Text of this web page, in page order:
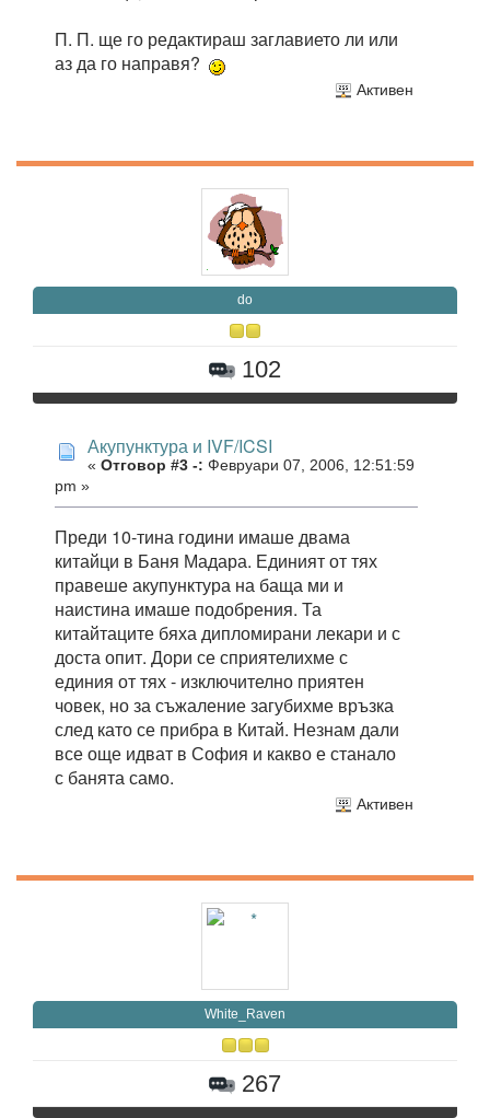
П. П. ще го редактираш заглавието ли или
аз да го направя?
Активен
do
102
Акупунктура и IVF/ICSI
« Отговор #3 -: Февруари 07, 2006, 12:51:59
pm »
Преди 10-тина години имаше двама
китайци в Баня Мадара. Единият от тях
правеше акупунктура на баща ми и
наистина имаше подобрения. Та
китайтаците бяха дипломирани лекари и с
доста опит. Дори се сприятелихме с
единия от тях - изключително приятен
човек, но за съжаление загубихме връзка
след като се прибра в Китай. Незнам дали
все още идват в София и какво е станало
с банята само.
Активен
White_Raven
267